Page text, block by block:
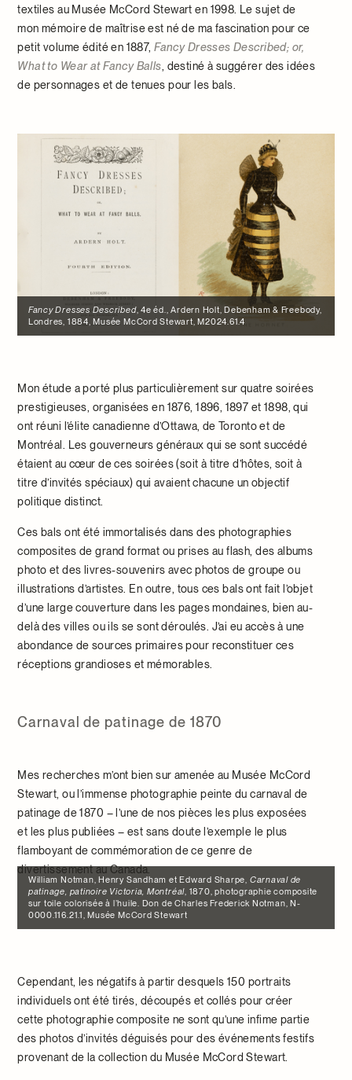
textiles au Musée McCord Stewart en 1998. Le sujet de
mon mémoire de maîtrise est né de ma fascination pour ce
petit volume édité en 1887,Fancy Dresses Described; or,
What to Wear at Fancy Balls , destiné à suggérer des idées
de personnages et de tenues pour les bals.
Fancy Dresses Described, 4e éd., Ardern Holt, Debenham & Freebody,
Londres, 1884, Musée McCord Stewart, M2024.61.4
Mon étude a porté plus particulièrement sur quatre soirées
prestigieuses, organisées en 1876, 1896, 1897 et 1898, qui
ont réuni l’élite canadienne d’Ottawa, de Toronto et de
Montréal. Les gouverneurs généraux qui se sont succédé
étaient au cœur de ces soirées (soit à titre d’hôtes, soit à
titre d’invités spéciaux) qui avaient chacune un objectif
politique distinct.
Ces bals ont été immortalisés dans des photographies
composites de grand format ou prises au flash, des albums
photo et des livres-souvenirs avec photos de groupe ou
illustrations d’artistes. En outre, tous ces bals ont fait l’objet
d’une large couverture dans les pages mondaines, bien au-
delà des villes ou ils se sont déroulés. J’ai eu accès à une
abondance de sources primaires pour reconstituer ces
réceptions grandioses et mémorables.
Carnaval de patinage de 1870
Mes recherches m’ont bien sur amenée au Musée McCord
Stewart, ou l’immense photographie peinte du carnaval de
patinage de 1870 – l’une de nos pièces les plus exposées
et les plus publiées – est sans doute l’exemple le plus
flamboyant de commémoration de ce genre de
divertissement au Canada.
William Notman, Henry Sandham et Edward Sharpe, Carnaval de
patinage, patinoire Victoria, Montréal, 1870, photographie composite
sur toile colorisée à l’huile. Don de Charles Frederick Notman, N-
0000.116.21.1, Musée McCord Stewart
Cependant, les négatifs à partir desquels 150 portraits
individuels ont été tirés, découpés et collés pour créer
cette photographie composite ne sont qu’une infime partie
des photos d’invités déguisés pour des événements festifs
provenant de la collection du Musée McCord Stewart.